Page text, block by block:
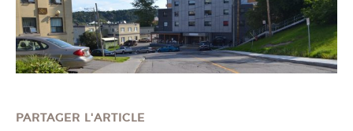
PARTAGER L'ARTICLE